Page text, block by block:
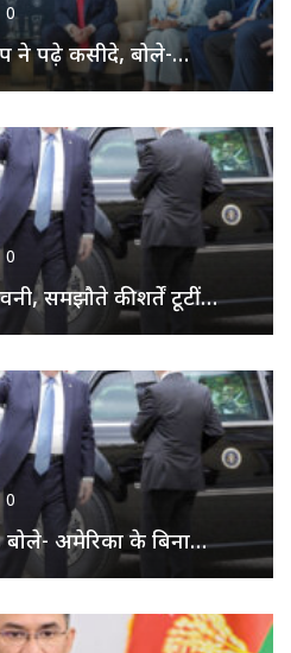
0
ने पढ़े कसीदे, बोले-…
0
समझौते की शर्तें टूटीं…
0
बोले- अमेरिका के बिना…